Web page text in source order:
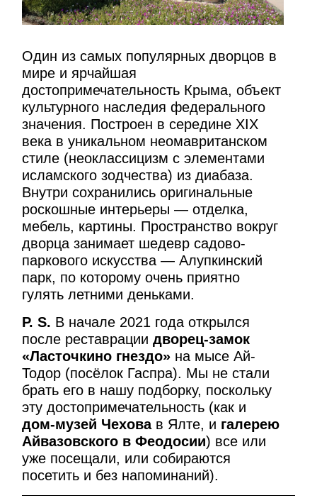
Один из самых популярных дворцов в
мире и ярчайшая
достопримечательность Крыма, объект
культурного наследия федерального
значения. Построен в середине XIX
века в уникальном неомавританском
стиле (неоклассицизм с элементами
исламского зодчества) из диабаза.
Внутри сохранились оригинальные
роскошные интерьеры — отделка,
мебель, картины. Пространство вокруг
дворца занимает шедевр садово-
паркового искусства — Алупкинский
парк, по которому очень приятно
гулять летними деньками.
P. S. В начале 2021 года открылся
после реставрациидворец-замок
«Ласточкино гнездо» на мысе Ай-
Тодор (посёлок Гаспра). Мы не стали
брать его в нашу подборку, поскольку
эту достопримечательность (как и
дом-музей Чеховав Ялте, и галерею
Айвазовского в Феодосии) все или
уже посещали, или собираются
посетить и без напоминаний).